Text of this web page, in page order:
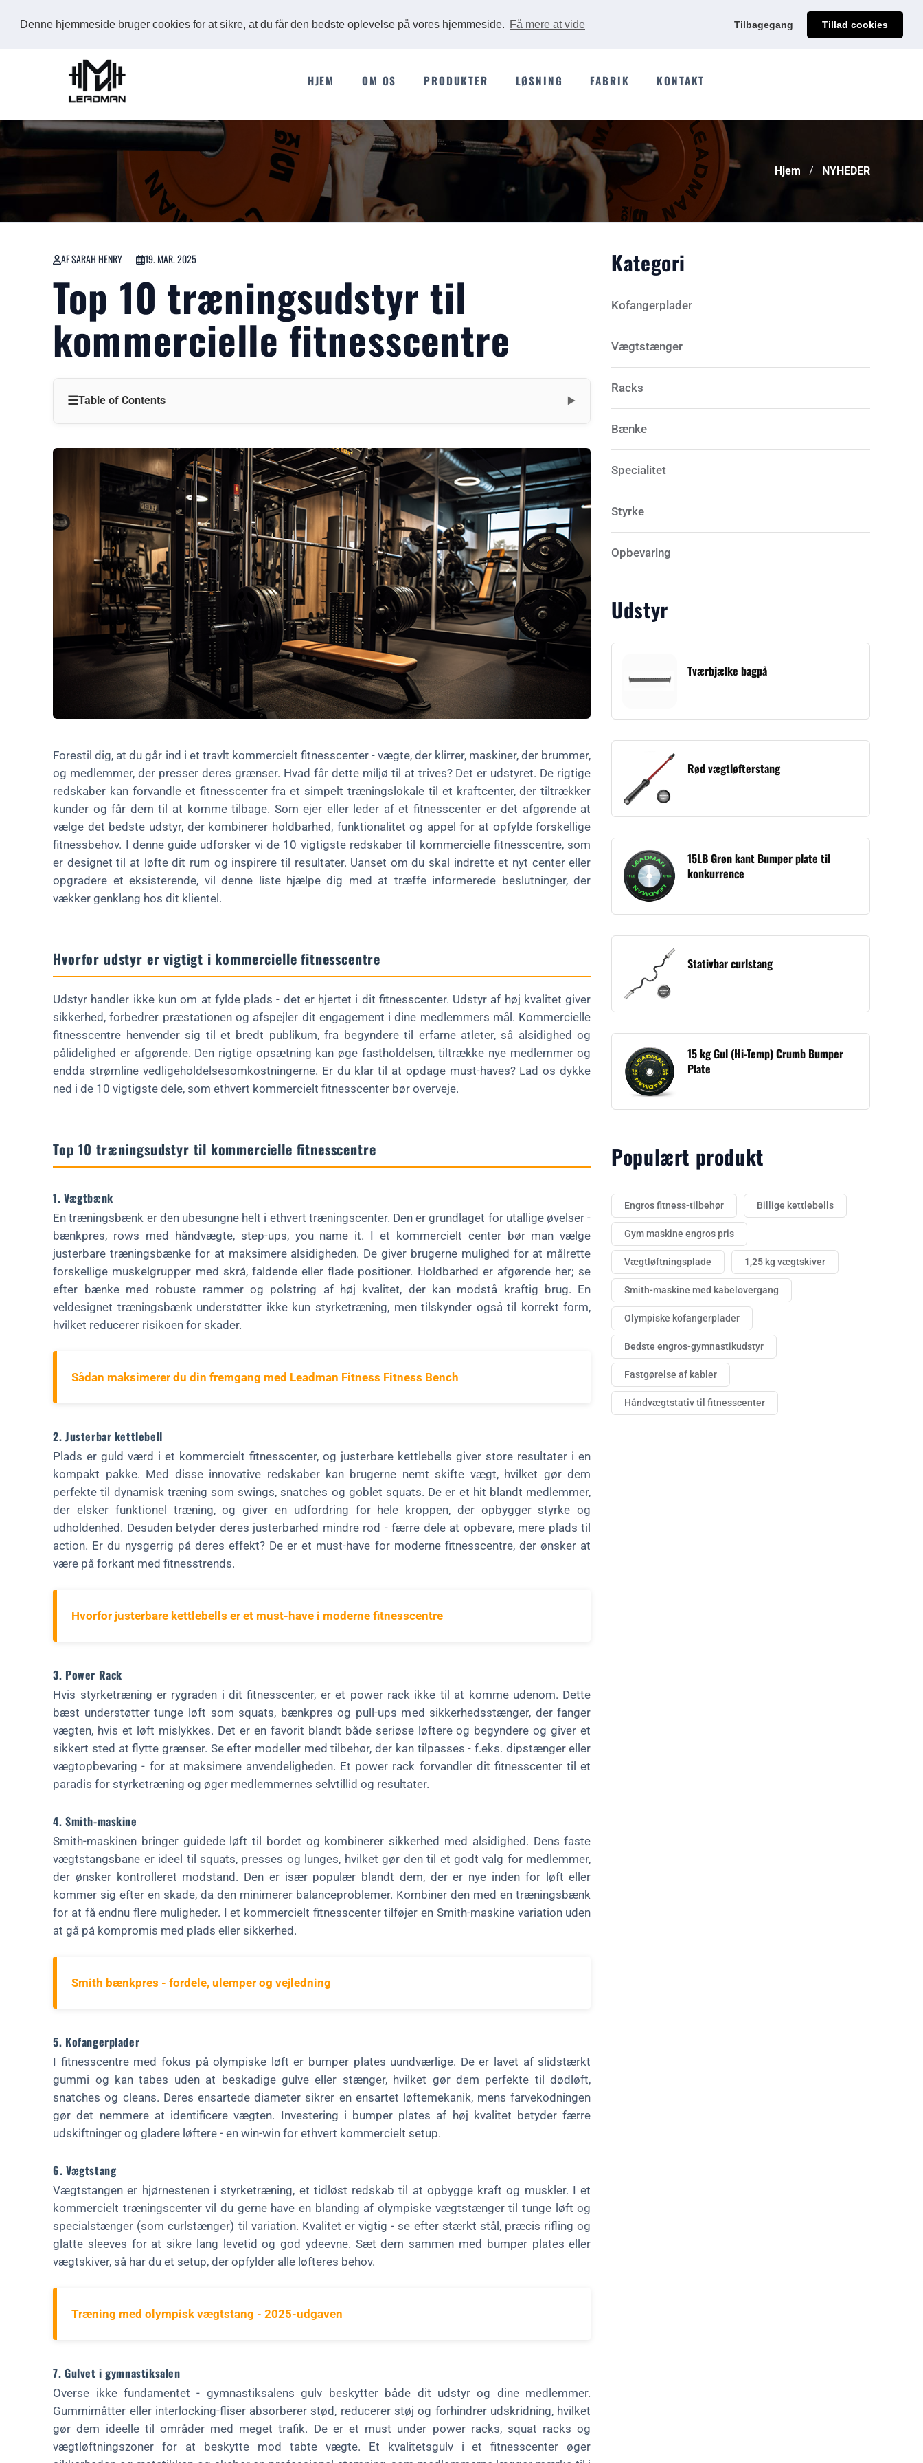
Denne hjemmeside bruger cookies for at sikre, at du får den bedste oplevelse på vores hjemmeside. Få mere at vide Tilbagegang Tillad cookies
Få et uforpligtende tilbud skræddersyet til dig
HJEM OM OS PRODUKTER LØSNING FABRIK KONTAKT
Hjem NYHEDER
AF SARAH HENRY 19. MAR. 2025
Top 10 træningsudstyr til
kommercielle fitnesscentre
☰Table of Contents ▼
Top 10 træningsudstyr til kommercielle fitnesscentre
1. Vægtbænk
2. Justerbar kettlebell
3. Power Rack
4. Smith-maskine
5. Kofangerplader
6. Vægtstang
7. Gulvet i gymnastiksalen
8. Squat-stativ
9. Funktionel træner
Motivation: Løft dit fitnesscenter i dag
Ofte stillede spørgsmål om kommercielt fitnessudstyr
Hvad gør udstyr til "kommerciel kvalitet"?
Hvor ofte skal jeg udskifte træningsudstyr?
Er justerbare kettlebells investeringen værd?
Er du klar til at løfte dit brand med brugerdefinerede kofangerplader?
Forestil dig, at du går ind i et travlt kommercielt fitnesscenter - vægte, der klirrer, maskiner, der brummer,
og medlemmer, der presser deres grænser. Hvad får dette miljø til at trives? Det er udstyret. De rigtige
redskaber kan forvandle et fitnesscenter fra et simpelt træningslokale til et kraftcenter, der tiltrækker
kunder og får dem til at komme tilbage. Som ejer eller leder af et fitnesscenter er det afgørende at
vælge det bedste udstyr, der kombinerer holdbarhed, funktionalitet og appel for at opfylde forskellige
fitnessbehov. I denne guide udforsker vi de 10 vigtigste redskaber til kommercielle fitnesscentre, som
er designet til at løfte dit rum og inspirere til resultater. Uanset om du skal indrette et nyt center eller
opgradere et eksisterende, vil denne liste hjælpe dig med at træffe informerede beslutninger, der
vækker genklang hos dit klientel.
Hvorfor udstyr er vigtigt i kommercielle fitnesscentre
Udstyr handler ikke kun om at fylde plads - det er hjertet i dit fitnesscenter. Udstyr af høj kvalitet giver
sikkerhed, forbedrer præstationen og afspejler dit engagement i dine medlemmers mål. Kommercielle
fitnesscentre henvender sig til et bredt publikum, fra begyndere til erfarne atleter, så alsidighed og
pålidelighed er afgørende. Den rigtige opsætning kan øge fastholdelsen, tiltrække nye medlemmer og
endda strømline vedligeholdelsesomkostningerne. Er du klar til at opdage must-haves? Lad os dykke
ned i de 10 vigtigste dele, som ethvert kommercielt fitnesscenter bør overveje.
Top 10 træningsudstyr til kommercielle fitnesscentre
1. Vægtbænk
En træningsbænk er den ubesungne helt i ethvert træningscenter. Den er grundlaget for utallige øvelser -
bænkpres, rows med håndvægte, step-ups, you name it. I et kommercielt center bør man vælge
justerbare træningsbænke for at maksimere alsidigheden. De giver brugerne mulighed for at målrette
forskellige muskelgrupper med skrå, faldende eller flade positioner. Holdbarhed er afgørende her; se
efter bænke med robuste rammer og polstring af høj kvalitet, der kan modstå kraftig brug. En
veldesignet træningsbænk understøtter ikke kun styrketræning, men tilskynder også til korrekt form,
hvilket reducerer risikoen for skader.
Sådan maksimerer du din fremgang med Leadman Fitness Fitness Bench
2. Justerbar kettlebell
Plads er guld værd i et kommercielt fitnesscenter, og justerbare kettlebells giver store resultater i en
kompakt pakke. Med disse innovative redskaber kan brugerne nemt skifte vægt, hvilket gør dem
perfekte til dynamisk træning som swings, snatches og goblet squats. De er et hit blandt medlemmer,
der elsker funktionel træning, og giver en udfordring for hele kroppen, der opbygger styrke og
udholdenhed. Desuden betyder deres justerbarhed mindre rod - færre dele at opbevare, mere plads til
action. Er du nysgerrig på deres effekt? De er et must-have for moderne fitnesscentre, der ønsker at
være på forkant med fitnesstrends.
Hvorfor justerbare kettlebells er et must-have i moderne fitnesscentre
3. Power Rack
Hvis styrketræning er rygraden i dit fitnesscenter, er et power rack ikke til at komme udenom. Dette
bæst understøtter tunge løft som squats, bænkpres og pull-ups med sikkerhedsstænger, der fanger
vægten, hvis et løft mislykkes. Det er en favorit blandt både seriøse løftere og begyndere og giver et
sikkert sted at flytte grænser. Se efter modeller med tilbehør, der kan tilpasses - f.eks. dipstænger eller
vægtopbevaring - for at maksimere anvendeligheden. Et power rack forvandler dit fitnesscenter til et
paradis for styrketræning og øger medlemmernes selvtillid og resultater.
4. Smith-maskine
Smith-maskinen bringer guidede løft til bordet og kombinerer sikkerhed med alsidighed. Dens faste
vægtstangsbane er ideel til squats, presses og lunges, hvilket gør den til et godt valg for medlemmer,
der ønsker kontrolleret modstand. Den er især populær blandt dem, der er nye inden for løft eller
kommer sig efter en skade, da den minimerer balanceproblemer. Kombiner den med en træningsbænk
for at få endnu flere muligheder. I et kommercielt fitnesscenter tilføjer en Smith-maskine variation uden
at gå på kompromis med plads eller sikkerhed.
Smith bænkpres - fordele, ulemper og vejledning
5. Kofangerplader
I fitnesscentre med fokus på olympiske løft er bumper plates uundværlige. De er lavet af slidstærkt
gummi og kan tabes uden at beskadige gulve eller stænger, hvilket gør dem perfekte til dødløft,
snatches og cleans. Deres ensartede diameter sikrer en ensartet løftemekanik, mens farvekodningen
gør det nemmere at identificere vægten. Investering i bumper plates af høj kvalitet betyder færre
udskiftninger og gladere løftere - en win-win for ethvert kommercielt setup.
6. Vægtstang
Vægtstangen er hjørnestenen i styrketræning, et tidløst redskab til at opbygge kraft og muskler. I et
kommercielt træningscenter vil du gerne have en blanding af olympiske vægtstænger til tunge løft og
specialstænger (som curlstænger) til variation. Kvalitet er vigtig - se efter stærkt stål, præcis rifling og
glatte sleeves for at sikre lang levetid og god ydeevne. Sæt dem sammen med bumper plates eller
vægtskiver, så har du et setup, der opfylder alle løfteres behov.
Træning med olympisk vægtstang - 2025-udgaven
7. Gulvet i gymnastiksalen
Overse ikke fundamentet - gymnastiksalens gulv beskytter både dit udstyr og dine medlemmer.
Gummimåtter eller interlocking-fliser absorberer stød, reducerer støj og forhindrer udskridning, hvilket
gør dem ideelle til områder med meget trafik. De er et must under power racks, squat racks og
vægtløftningszoner for at beskytte mod tabte vægte. Et kvalitetsgulv i et fitnesscenter øger
Kategori
Kofangerplader
Vægtstænger
Racks
Bænke
Specialitet
Styrke
Opbevaring
Udstyr
Tværbjælke bagpå
Rød vægtløfterstang
15LB Grøn kant Bumper plate til
konkurrence
Stativbar curlstang
15 kg Gul (Hi-Temp) Crumb Bumper
Plate
Populært produkt
Engros fitness-tilbehør Billige kettlebells
Gym maskine engros pris
Vægtløftningsplade 1,25 kg vægtskiver
Smith-maskine med kabelovergang
Olympiske kofangerplader
Bedste engros-gymnastikudstyr
Fastgørelse af kabler
Håndvægtstativ til fitnesscenter